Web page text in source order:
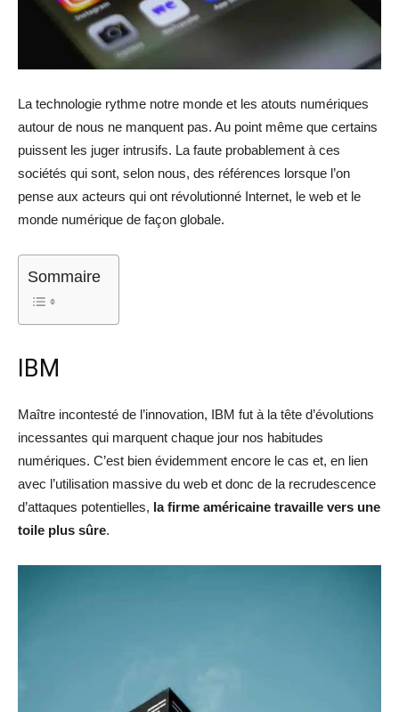
La technologie rythme notre monde et les atouts numériques
autour de nous ne manquent pas. Au point même que certains
puissent les juger intrusifs. La faute probablement à ces
sociétés qui sont, selon nous, des références lorsque l’on
pense aux acteurs qui ont révolutionné Internet, le web et le
monde numérique de façon globale.
Sommaire
IBM
Maître incontesté de l’innovation, IBM fut à la tête d’évolutions
incessantes qui marquent chaque jour nos habitudes
numériques. C’est bien évidemment encore le cas et, en lien
avec l’utilisation massive du web et donc de la recrudescence
d’attaques potentielles, la firme américaine travaille vers une
toile plus sûre.